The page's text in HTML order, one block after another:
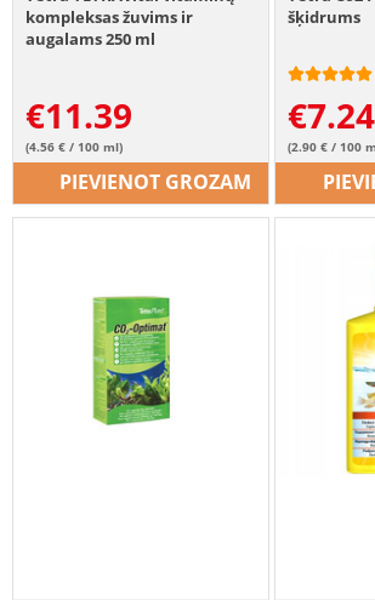
kompleksas žuvims ir
augalams 250 ml
€11.39
(4.56 € / 100 ml)
PIEVIENOT GROZAM
šķidrums
€7.24
(2.90 € / 100